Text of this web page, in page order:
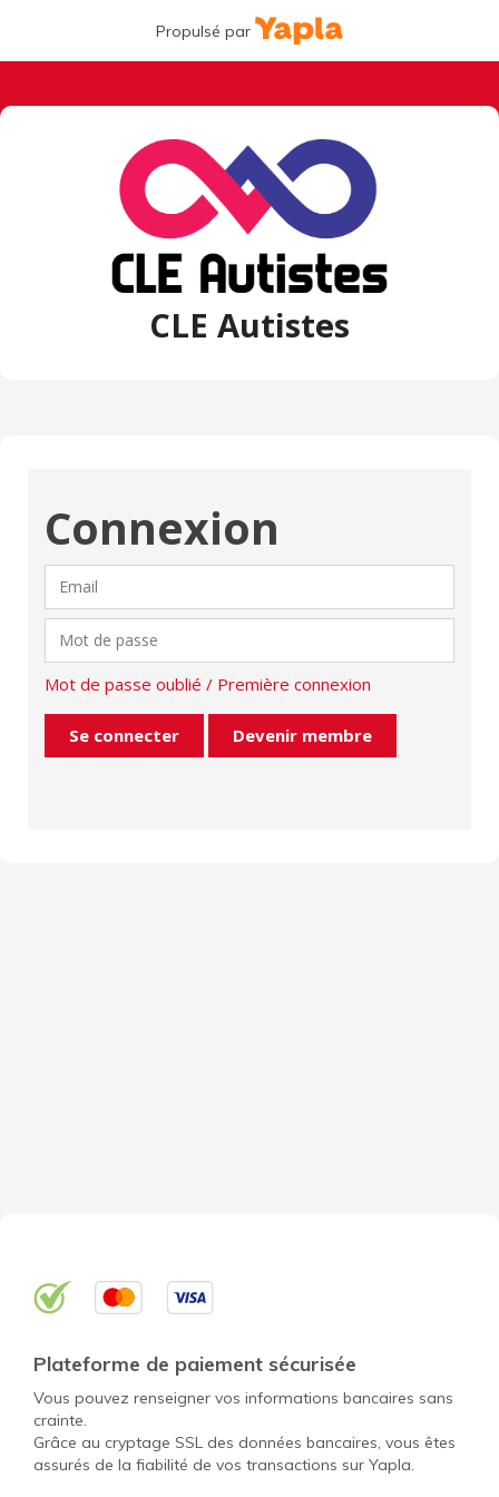
Propulsé par
CLE Autistes
Connexion
Mot de passe oublié / Première connexion
Devenir membre
Plateforme de paiement sécurisée
Vous pouvez renseigner vos informations bancaires sans
crainte.
Grâce au cryptage SSL des données bancaires, vous êtes
assurés de la fiabilité de vos transactions sur Yapla.